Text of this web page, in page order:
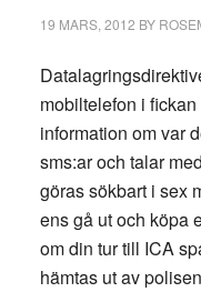
19 MARS, 2012 BY
mobiltelefon i
information om var
sms:ar och talar
göras sökbart i sex
ens gå ut och köpa
om din tur till ICA
hämtas ut av